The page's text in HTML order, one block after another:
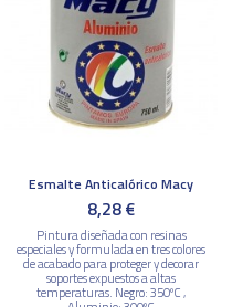
Esmalte Anticalórico Macy
8,28 €
Pintura diseñada con resinas
especiales y formulada en tres colores
de acabado para proteger y decorar
soportes expuestos a altas
temperaturas. Negro: 350ºC ,